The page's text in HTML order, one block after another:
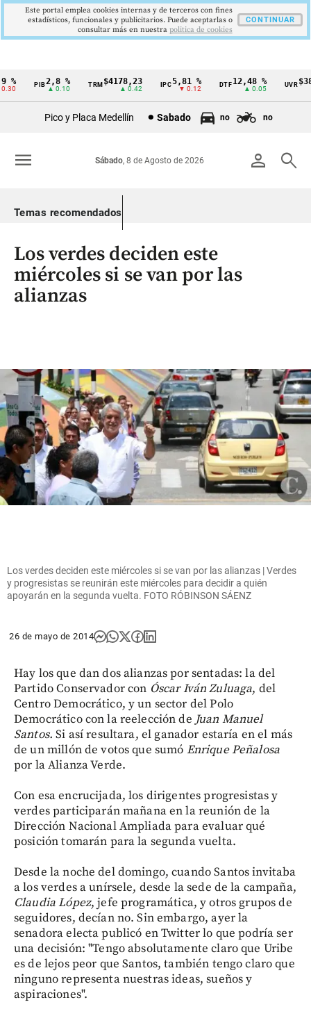
Cintillo
Colombia
PIB2,8 %
▲ 0.10
TRM$4178,23
▲ 0.42
IPC5,81 %
▼ 0.12
DTF12,48 %
▲ 0.05
UVR
Pico y Placa Medellín Sabado no no
person search
Sábado, 8 de Agosto de 2026
menu
Temas recomendados
Los verdes deciden este
miércoles si se van por las
alianzas
Los verdes deciden este miércoles si se van por las alianzas | Verdes
y progresistas se reunirán este miércoles para decidir a quién
apoyarán en la segunda vuelta. FOTO RÓBINSON SÁENZ
26 de mayo de 2014
Hay los que dan dos alianzas por sentadas: la del
Partido Conservador con Óscar Iván Zuluaga, del
Centro Democrático, y un sector del Polo
Democrático con la reelección de Juan Manuel
Santos.Si así resultara, el ganador estaría en el más
de un millón de votos que sumó Enrique Peñalosa
por la Alianza Verde.
Con esa encrucijada, los dirigentes progresistas y
verdes participarán mañana en la reunión de la
Dirección Nacional Ampliada para evaluar qué
posición tomarán para la segunda vuelta.
Desde la noche del domingo, cuando Santos invitaba
a los verdes a unírsele, desde la sede de la campaña,
Claudia López, jefe programática, y otros grupos de
seguidores, decían no. Sin embargo, ayer la
senadora electa publicó en Twitter lo que podría ser
una decisión: "Tengo absolutamente claro que Uribe
es de lejos peor que Santos, también tengo claro que
ninguno representa nuestras ideas, sueños y
aspiraciones".
Este portal emplea cookies internas y de terceros con fines
estadísticos, funcionales y publicitarios. Puede aceptarlas o
consultar más en nuestra politica de cookies
CONTINUAR